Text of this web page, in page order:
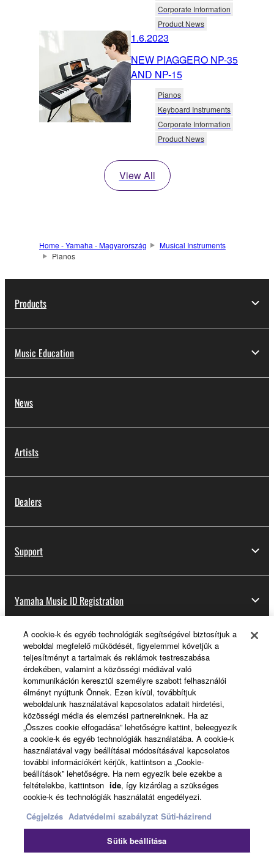
Corporate Information
Product News
1.6.2023
NEW PIAGGERO NP-35
AND NP-15
Pianos
Keyboard Instruments
Corporate Information
Product News
View All
Home - Yamaha - Magyarország
Musical Instruments
Pianos
Products
Music Education
News
Artists
Dealers
Support
Yamaha Music ID Registration
About Yamaha
Magyarország - English
Business
Kapcsolat velünkFelhasználás feltételei
Adatvédelmi szabályzatSütikre vonatkozó szabályzat
A cookie-k és egyéb technológiák segítségével biztosítjuk a
weboldal megfelelő működését, figyelemmel követjük a
teljesítményt a tartalmak és reklámok testreszabása
érdekében, valamint a közösségi médiával való
kommunikáción keresztül személyre szabott felhasználói
élményt nyújtunk Önnek. Ezen kívül, továbbítjuk
weboldalunk használatával kapcsolatos adatait hirdetési,
közösségi média és elemzési partnereinknek. Ha az
„Összes cookie elfogadása” lehetőségre kattint, beleegyezik
a cookie-k és egyéb technológiák használatába. A cookie-k
használatával vagy beállításai módosításával kapcsolatos
további információkért kérjük, kattintson a „Cookie-
beállítások” lehetőségre. Ha nem egyezik bele ezekbe a
feltételekbe, kattintson ide, így kizárólag a szükséges
cookie-k és technológiák használatát engedélyezi.
Cégjelzés Adatvédelmi szabályzat Süti-házirend
Sütik beállítása